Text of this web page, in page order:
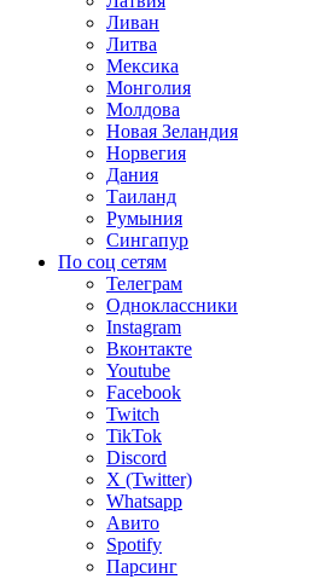
Ливан
Литва
Мексика
Монголия
Молдова
Новая Зеландия
Норвегия
Дания
Таиланд
Румыния
Сингапур
По соц сетям
Телеграм
Одноклассники
Instagram
Вконтакте
Youtube
Facebook
Twitch
TikTok
Discord
X (Twitter)
Whatsapp
Авито
Spotify
Парсинг